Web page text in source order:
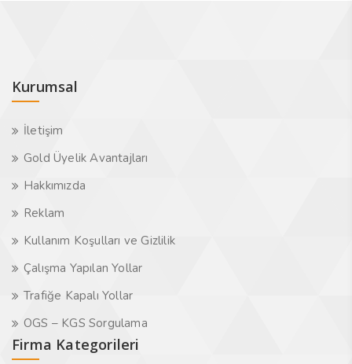
Kurumsal
İletişim
Gold Üyelik Avantajları
Hakkımızda
Reklam
Kullanım Koşulları ve Gizlilik
Çalışma Yapılan Yollar
Trafiğe Kapalı Yollar
OGS – KGS Sorgulama
Firma Kategorileri